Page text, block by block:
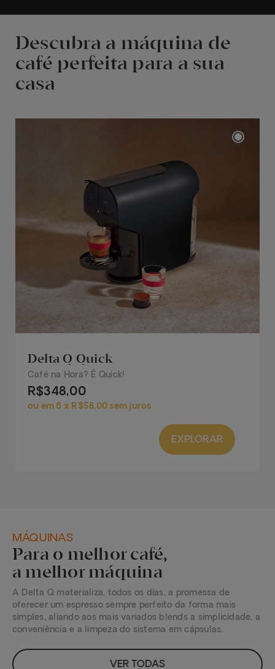
Descubra a máquina de
café perfeita para a sua
casa
Delta Q Quick
Café na Hora? É Quick!
R$348,00
ou em 6 x R$58,00 sem juros
EXPLORAR
MÁQUINAS
Para o melhor café,
a melhor máquina
A Delta Q materializa, todos os dias, a promessa de
oferecer um espresso sempre perfeito da forma mais
simples, aliando aos mais variados blends a simplicidade, a
conveniência e a limpeza do sistema em cápsulas.
VER TODAS